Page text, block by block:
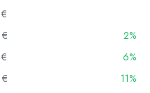
2%
6%
11%